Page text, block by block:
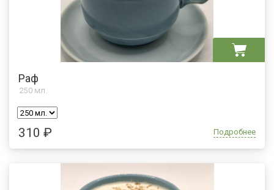
Раф
250 мл.
310 ₽ Подробнее